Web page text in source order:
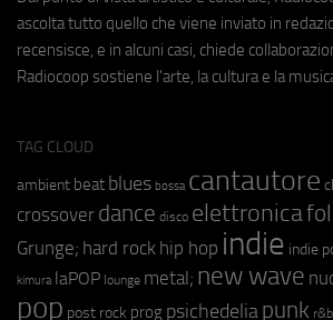
ascolta tutto quello che viene inviato in
recensisce, e in alcuni casi, chiede
Radiocoop sostiene l'arte, la cultura e la
TAG CLOUD
ambient beat blues bossa cantautore
crossover dance disco elettronica
Grunge; hard rock hip hop indie indie
kimura laPOP lounge metal; new wave
pop post rock prog psichedeliapunk r&b